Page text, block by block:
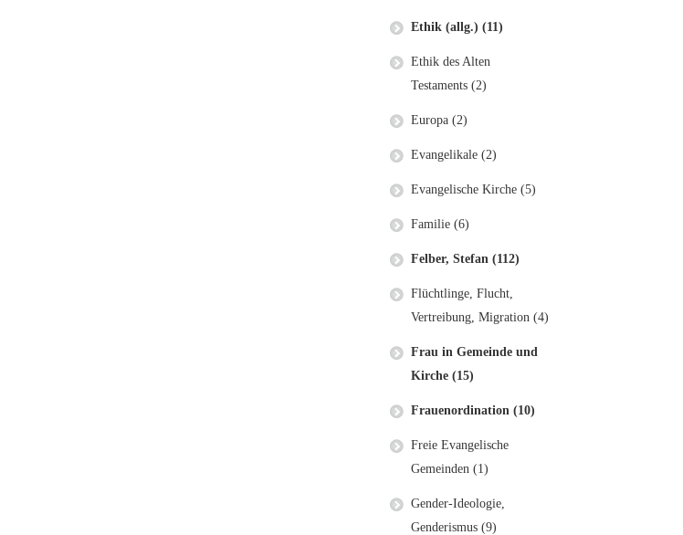
Ethik (allg.) (11)
Ethik des Alten
Testaments (2)
Europa (2)
Evangelikale (2)
Evangelische Kirche (5)
Familie (6)
Felber, Stefan (112)
Flüchtlinge, Flucht,
Vertreibung, Migration (4)
Frau in Gemeinde und
Kirche (15)
Frauenordination (10)
Freie Evangelische
Gemeinden (1)
Gender-Ideologie,
Genderismus (9)